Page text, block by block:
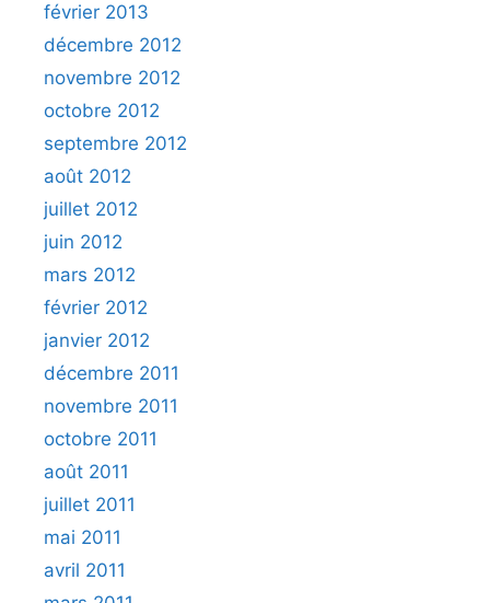
février 2013
décembre 2012
novembre 2012
octobre 2012
septembre 2012
août 2012
juillet 2012
juin 2012
mars 2012
février 2012
janvier 2012
décembre 2011
novembre 2011
octobre 2011
août 2011
juillet 2011
mai 2011
avril 2011